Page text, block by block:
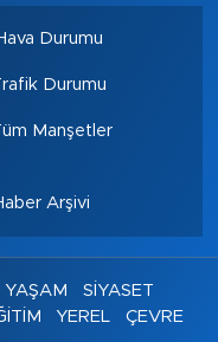
Durumu
Durumu
Manşetler
Arşivi
YAŞAM
SİYASET
YEREL ÇEVRE